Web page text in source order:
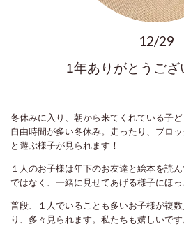
12/29
1年ありがとうござ
冬休みに入り、朝から来てくれている子
自由時間が多い冬休み。走ったり、ブロ
と遊ぶ様子が見られます！
１人のお子様は年下のお友達と絵本を読
ではなく、一緒に見せてあげる様子にほっ
普段、１人でいることも多いお子様が複
り、多々見られます。私たちも嬉しいです